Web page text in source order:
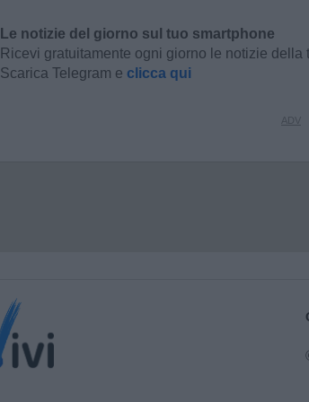
Le notizie del giorno sul tuo smartphone
Ricevi gratuitamente ogni giorno le notizie
Scarica Telegram e clicca qui